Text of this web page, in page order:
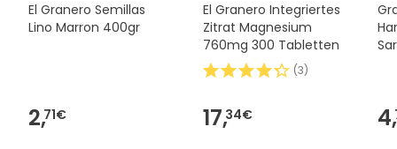
El Granero Semillas
Lino Marron 400gr
2,71€
El Granero Integriertes
Zitrat Magnesium
760mg 300 Tabletten
(3)
17,34€ 4,